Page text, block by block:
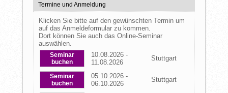
Termine und Anmeldung
Klicken Sie bitte auf den gewünschten Termin um
auf das Anmeldeformular zu kommen.
Dort können Sie auch das Online-Seminar
auswählen.
Seminar
buchen
10.08.2026 -
11.08.2026
Stuttgart
Seminar
buchen
05.10.2026 -
06.10.2026
Stuttgart